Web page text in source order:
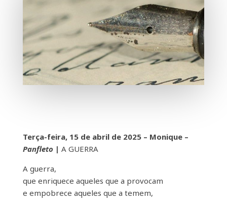
Terça-feira, 15 de abril de 2025 – Monique –
Panfleto | A GUERRA
A guerra,
que enriquece aqueles que a provocam
e empobrece aqueles que a temem,